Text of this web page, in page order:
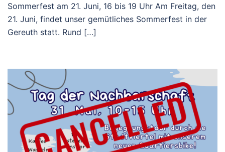
Sommerfest am 21. Juni, 16 bis 19 Uhr Am Freitag, den
21. Juni, findet unser gemütliches Sommerfest in der
Gereuth statt. Rund […]